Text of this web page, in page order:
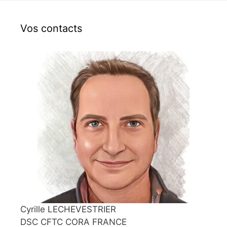
Vos contacts
Cyrille LECHEVESTRIER
DSC CFTC CORA FRANCE